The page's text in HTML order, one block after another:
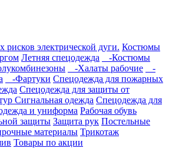
рисков электрической дуги. Костюмы
Летняя спецодежда
-Костюмы
-Халаты рабочие
-
-Фартуки Спецодежда для пожарных
Спецодежда для защиты от
Сигнальная одежда Спецодежда для
и униформа Рабочая обувь
защиты Защита рук Постельные
материалы Трикотаж
Товары по акции